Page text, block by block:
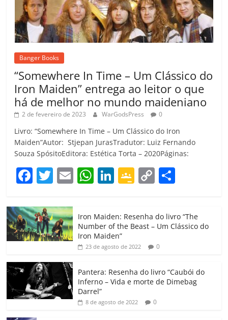
Banger Books
“Somewhere In Time – Um Clássico do
Iron Maiden” entrega ao leitor o que
há de melhor no mundo maideniano
2 de fevereiro de 2023 WarGodsPress 0
Livro: “Somewhere In Time – Um Clássico do Iron
Maiden”Autor: Stjepan JurasTradutor: Luiz Fernando
Souza SpósitoEditora: Estética Torta – 2020Páginas:
F
c
e
b
o
o
k
T
itt
er
E W
at
s
A
p
Li
e
dI
G
gl
e
Cl
a
ss
ro
C
p
y
Li
k
m
p
h
ar
Iron Maiden: Resenha do livro “The
Number of the Beast – Um Clássico do
Iron Maiden”
23 de agosto de 2022 0
Pantera: Resenha do livro “Caubói do
Inferno – Vida e morte de Dimebag
Darrel”
8 de agosto de 2022 0